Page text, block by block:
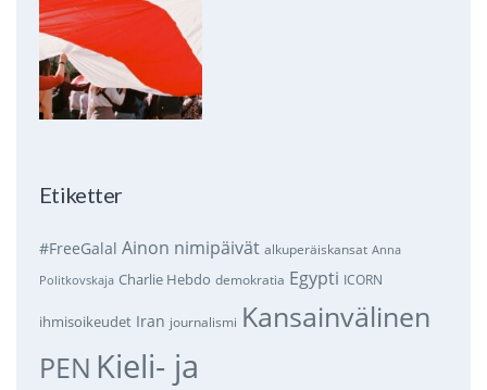
Etiketter
#FreeGalal Ainon nimipäivät alkuperäiskansat Anna
Politkovskaja Charlie Hebdo demokratia Egypti ICORN
ihmisoikeudet Iran journalismi Kansainvälinen
PEN Kieli- ja